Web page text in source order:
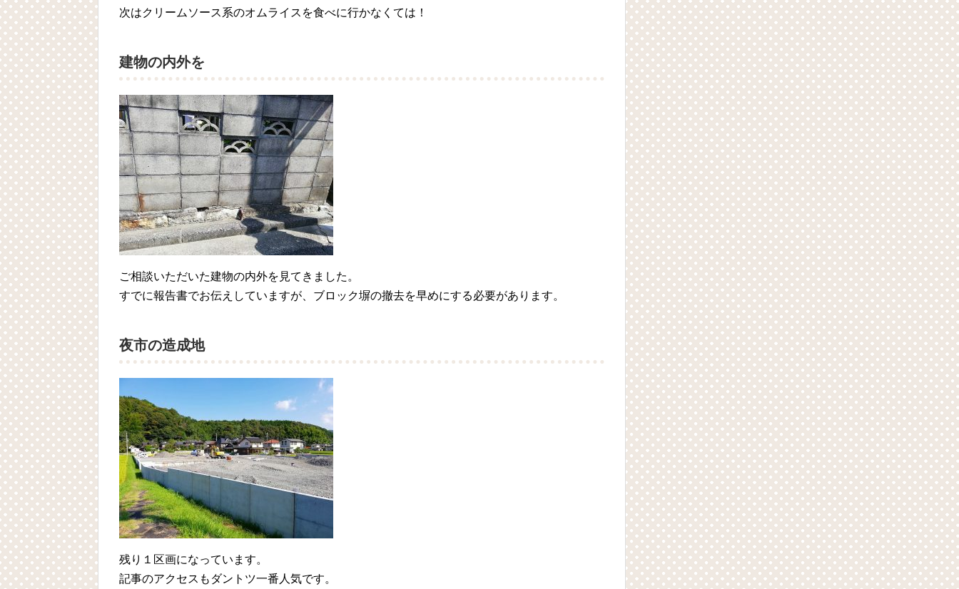
次はクリームソース系のオムライスを食べに行かなくては！
建物の内外を
ご相談いただいた建物の内外を見てきました。
すでに報告書でお伝えしていますが、ブロック塀の撤去を早めにする必要があります。
夜市の造成地
残り１区画になっています。
記事のアクセスもダントツ一番人気です。